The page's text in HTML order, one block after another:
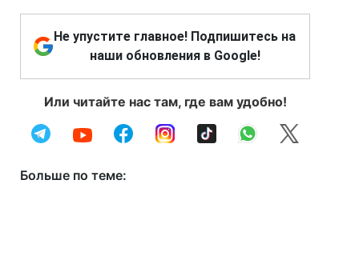
Не упустите главное! Подпишитесь на
наши обновления в Google!
Или читайте нас там, где вам удобно!
Больше по теме: